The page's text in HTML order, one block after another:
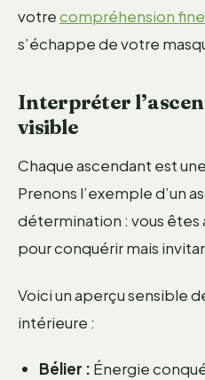
votrecompréhension
s’échappe de votre
Interpréter
visible
Chaque ascendant est
Prenons l’exemple d’un
détermination : vous êtes
pour conquérir mais
Voici un aperçu sensible
intérieure :
Bélier : Énergie